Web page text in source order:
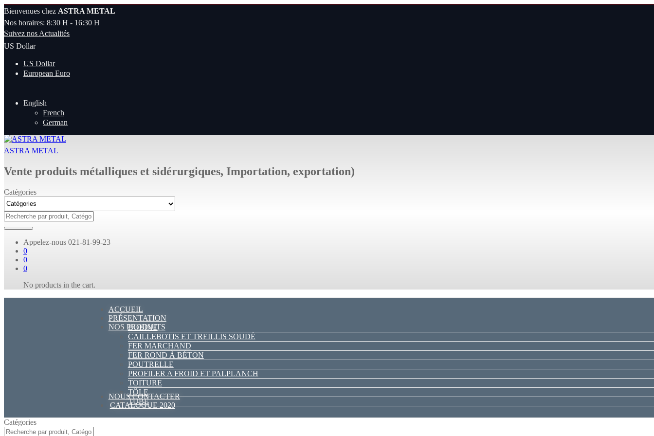
Bienvenues chez ASTRA METAL
Nos horaires: 8:30 H - 16:30 H
Suivez nos Actualités
US Dollar
US Dollar
European Euro
English
French
German
ASTRA METAL
Vente produits métalliques et sidérurgiques, Importation, exportation)
Catégories
Appelez-nous 021-81-99-23
0
0
0
No products in the cart.
ACCUEIL
PRÉSENTATION
NOS PRODUITS
BOBINE
CAILLEBOTIS ET TREILLIS SOUDÉ
FER MARCHAND
FER ROND À BÉTON
POUTRELLE
PROFILER A FROID ET PALPLANCH
TOITURE
TÔLE
TUBE
NOUS CONTACTER
CATALOGUE 2020
Catégories